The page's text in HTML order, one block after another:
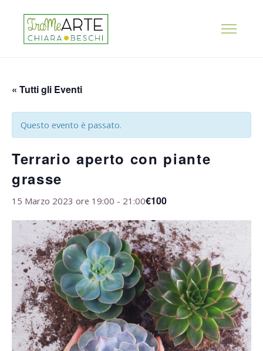
« Tutti gli Eventi
Questo evento è passato.
Terrario aperto con piante
grasse
15 Marzo 2023 ore 19:00 - 21:00€100